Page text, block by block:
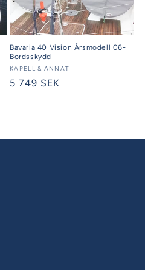
Bavaria 40 Vision Årsmodell 06-
Bordsskydd
Säljare:
KAPELL & ANNAT
Ordinarie
5 749 SEK